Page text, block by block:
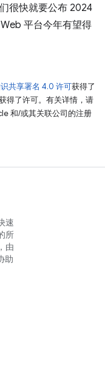
很快就要公布 2024
平台今年有望得
共享署名 4.0 许可获得了
得了许可。有关详情，请
和/或其关联公司的注册
速
所
由
助